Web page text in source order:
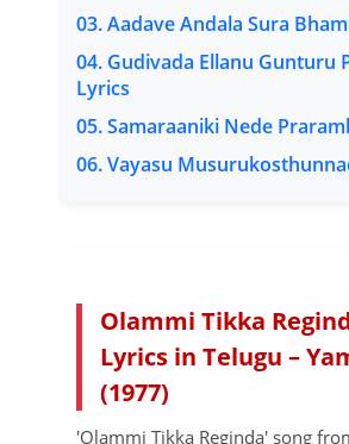
03. Aadave Andala Sura
04. Gudivada Ellanu Gunturu
Lyrics
05. Samaraaniki Nede
06. Vayasu
Olammi Tikka
Lyrics in Telugu –
(1977)
'Olammi Tikka Reginda' song